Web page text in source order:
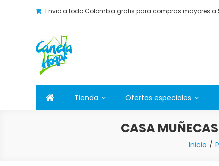
Envio a todo Colombia gratis para compras mayores a
Canela Hogar
Tienda Ofertas especiales
CASA
Inicio